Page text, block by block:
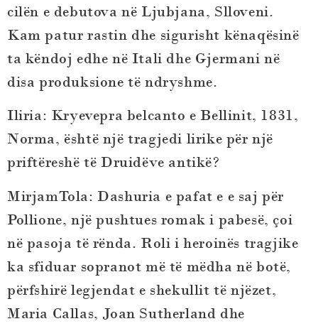
cilën e debutova në Ljubjana, Slloveni.
Kam patur rastin dhe sigurisht kënaqësinë
ta këndoj edhe në Itali dhe Gjermani në
disa produksione të ndryshme.
Iliria: Kryevepra belcanto e Bellinit, 1831,
Norma, është një tragjedi lirike për një
priftëreshë të Druidëve antikë?
MirjamTola: Dashuria e pafat e e saj për
Pollione, një pushtues romak i pabesë, çoi
në pasoja të rënda. Roli i heroinës tragjike
ka sfiduar sopranot më të mëdha në botë,
përfshirë legjendat e shekullit të njëzet,
Maria Callas, Joan Sutherland dhe